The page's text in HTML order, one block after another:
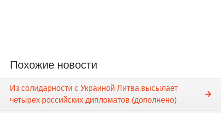
Похожие новости
Из солидарности с Украиной Литва высылает
четырех российских дипломатов (дополнено)